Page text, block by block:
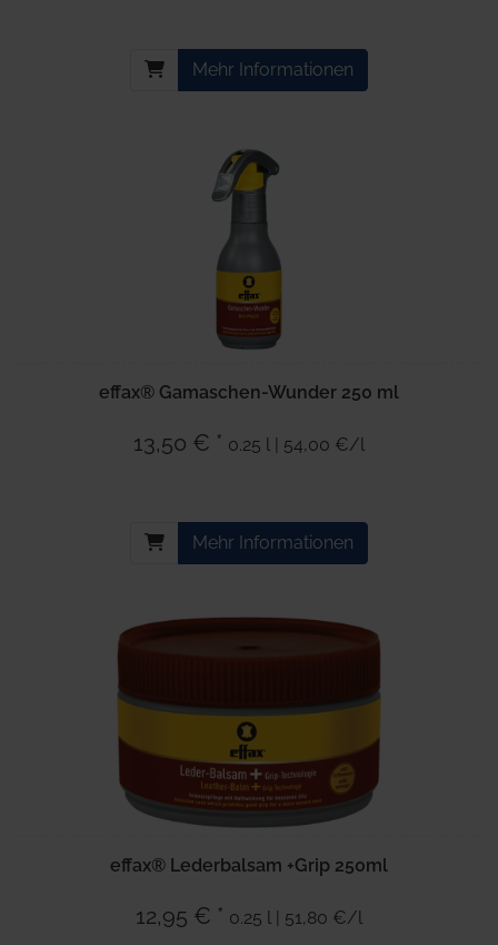
Mehr Informationen
effax® Gamaschen-Wunder 250 ml
13,50 € * 0.25 l | 54,00 €/l
Mehr Informationen
effax® Lederbalsam +Grip 250ml
12,95 € * 0.25 l | 51,80 €/l